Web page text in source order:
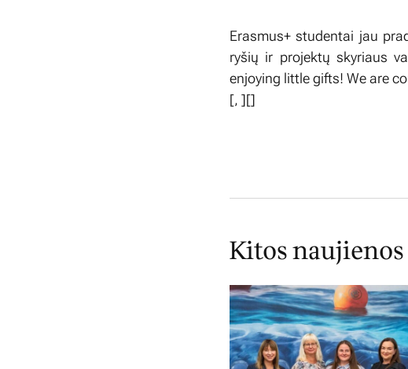
Erasmus+ studentai jau
ryšių ir projektų skyriaus
enjoying little gifts! We are
[, ][]
Kitos naujienos